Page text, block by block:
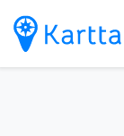
sisältöön